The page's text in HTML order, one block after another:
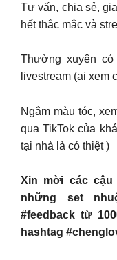
Tư vấn, chia sẻ,
hết thắc mắc và
Thường xuyên
livestream (ai xem
Ngắm màu tóc,
qua TikTok của
tại nhà là có thiệt )
Xin mời các
những set
#feedback từ
hashtag